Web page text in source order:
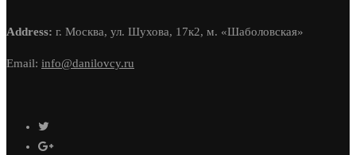
Address: г. Москва, ул. Шухова, 17к2, м. «Шаболовская»
Email: info@danilovcy.ru